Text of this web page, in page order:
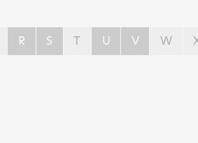
R S T U V W